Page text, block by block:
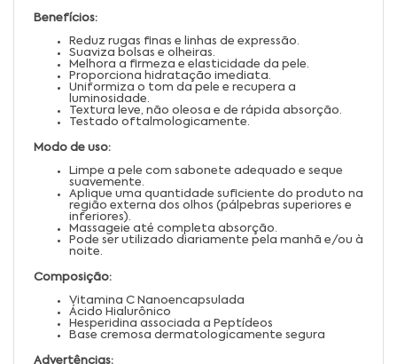
Benefícios:
Reduz rugas finas e linhas de expressão.
Suaviza bolsas e olheiras.
Melhora a firmeza e elasticidade da pele.
Proporciona hidratação imediata.
Uniformiza o tom da pele e recupera a
luminosidade.
Textura leve, não oleosa e de rápida absorção.
Testado oftalmologicamente.
Modo de uso:
Limpe a pele com sabonete adequado e seque
suavemente.
Aplique uma quantidade suficiente do produto na
região externa dos olhos (pálpebras superiores e
inferiores).
Massageie até completa absorção.
Pode ser utilizado diariamente pela manhã e/ou à
noite.
Composição:
Vitamina C Nanoencapsulada
Ácido Hialurônico
Hesperidina associada a Peptídeos
Base cremosa dermatologicamente segura
Advertências: